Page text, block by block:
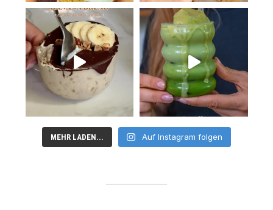
MEHR LADEN... Auf Instagram folgen